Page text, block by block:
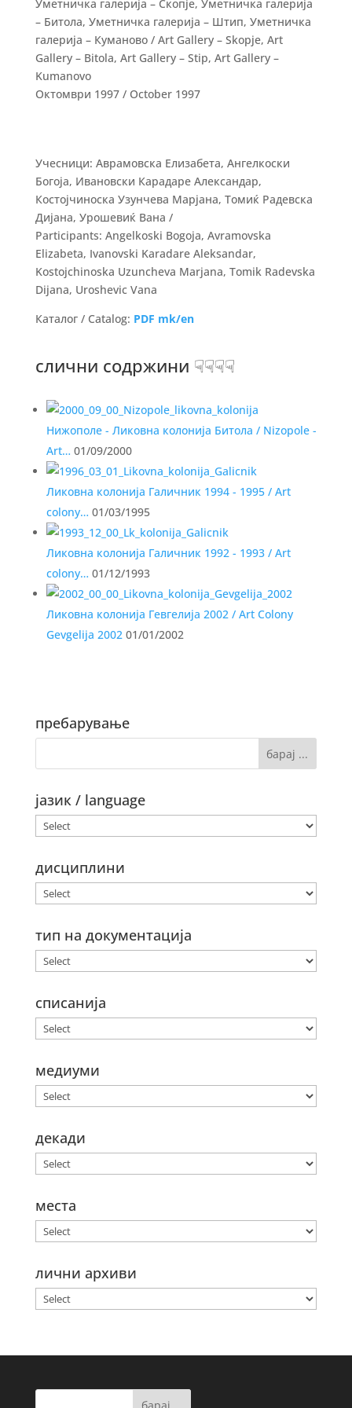
Уметничка галерија – Скопје, Уметничка галерија
– Битола, Уметничка галерија – Штип, Уметничка
галерија – Куманово / Art Gallery – Skopje, Art
Gallery – Bitola, Art Gallery – Stip, Art Gallery –
Kumanovo
Октомври 1997 / October 1997
Учесници: Аврамовска Елизабета, Ангелкоски
Богоја, Ивановски Карадаре Александар,
Костојчиноска Узунчева Марјана, Томиќ Радевска
Дијана, Урошевиќ Вана /
Participants: Angelkoski Bogoja, Avramovska
Elizabeta, Ivanovski Karadare Aleksandar,
Kostojchinoska Uzuncheva Marjana, Tomik Radevska
Dijana, Uroshevic Vana
Каталог / Catalog: PDF mk/en
слични содржини ☟☟☟☟
Нижополе - Ликовна колонија Битола / Nizopole -
Art… 01/09/2000
Ликовна колонија Галичник 1994 - 1995 / Art
colony… 01/03/1995
Ликовна колонија Галичник 1992 - 1993 / Art
colony… 01/12/1993
Ликовна колонија Гевгелија 2002 / Art Colony
Gevgelija 200201/01/2002
пребарување
јазик / language
дисциплини
тип на документација
списанија
медиуми
декади
места
лични архиви